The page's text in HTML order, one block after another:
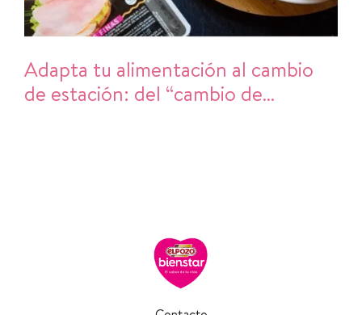
Adapta tu alimentación al cambio
de estación: del “cambio de